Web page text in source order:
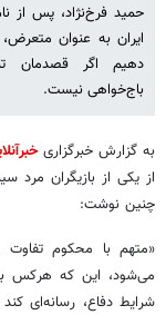
حمید فرخ‌نژاد، پس از
ایران به عنوان
دهیم اگر قصدمان
باج‌خواهی نیست.
به گزارش خبرگزاری
از یکی از بازیگران مرد
چنین نوشت:
«متهم با محکوم تفاوت
می‌شود، این که هرکس
شرایط دفاع، رسانه‌ای